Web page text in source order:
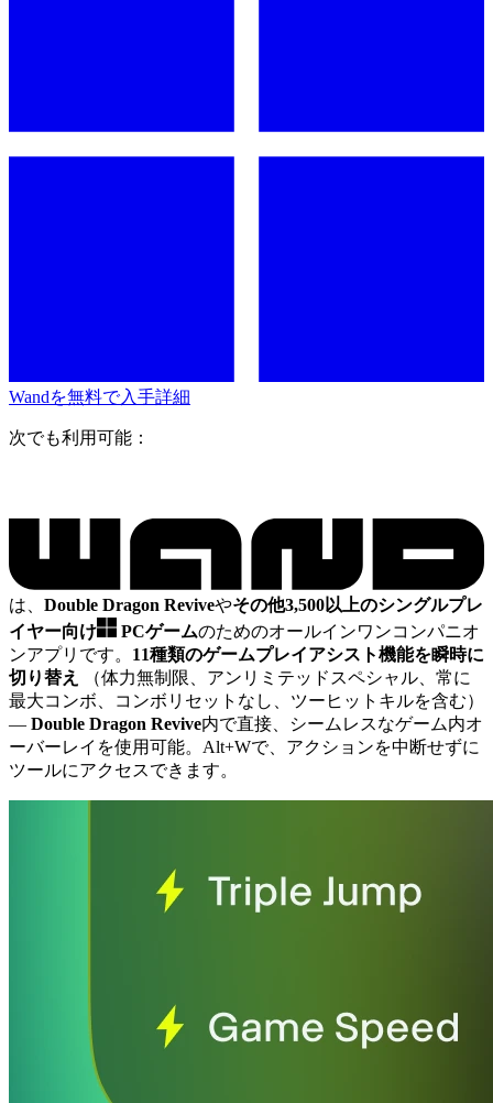
Wandを無料で入手詳細
次でも利用可能：
は、 Double Dragon Reviveやその他3,500以上のシングルプレ
イヤー向け
PCゲームのためのオールインワンコンパニオ
ンアプリです。 11種類のゲームプレイアシスト機能を瞬時に
切り替え
（体力無制限、アンリミテッドスペシャル、常に
最大コンボ、コンボリセットなし、ツーヒットキルを含む）
— Double Dragon Revive内で直接、シームレスなゲーム内オ
ーバーレイを使用可能。Alt+Wで、アクションを中断せずに
ツールにアクセスできます。